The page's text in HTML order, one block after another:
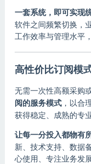
一套系统，即可实现
软件之间频繁切换，
工作效率与管理水平
高性价比订阅模
无需一次性高额采购
阅的服务模式 ，以合
获得稳定、成熟的专
让每一分投入都物有所
新、技术支持、数据
心使用、专注业务发展